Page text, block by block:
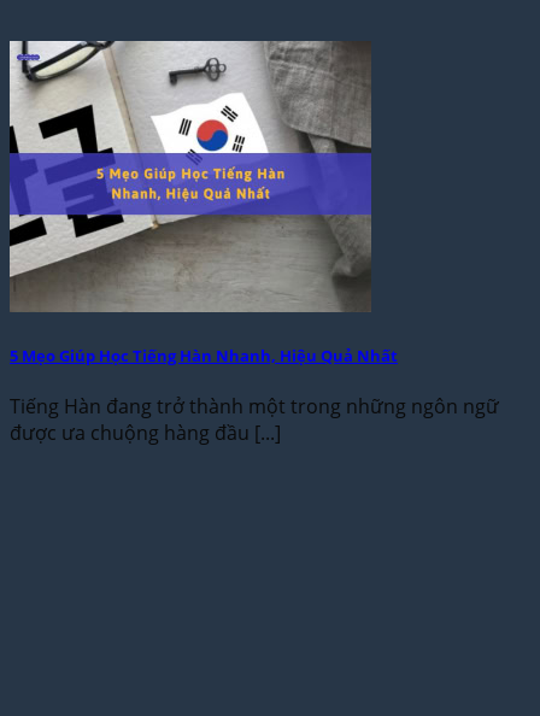
5 Mẹo Giúp Học Tiếng Hàn Nhanh, Hiệu Quả Nhất
Tiếng Hàn đang trở thành một trong những ngôn ngữ
được ưa chuộng hàng đầu [...]